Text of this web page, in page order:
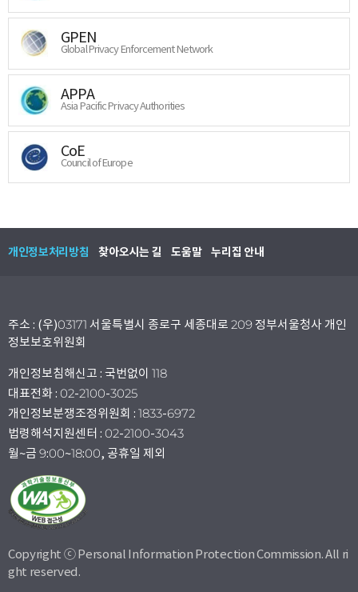
GPEN
Global Privacy Enforcement Network
APPA
Asia Pacific Privacy Authorities
CoE
Council of Europe
개인정보처리방침 찾아오시는 길 도움말 누리집 안내
주소 : (우)03171 서울특별시 종로구 세종대로 209 정부서울청사 개인
정보보호위원회
개인정보침해신고 : 국번없이 118
대표전화 : 02-2100-3025
개인정보분쟁조정위원회 : 1833-6972
법령해석지원센터 : 02-2100-3043
월~금 9:00~18:00, 공휴일 제외
Copyright ⓒ Personal Information Protection Commission. All ri
ght reserved.